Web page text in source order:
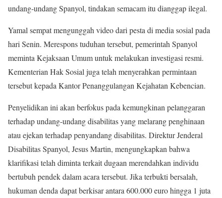
undang-undang Spanyol, tindakan semacam itu dianggap ilegal.
Yamal sempat mengunggah video dari pesta di media sosial pada
hari Senin. Merespons tuduhan tersebut, pemerintah Spanyol
meminta Kejaksaan Umum untuk melakukan investigasi resmi.
Kementerian Hak Sosial juga telah menyerahkan permintaan
tersebut kepada Kantor Penanggulangan Kejahatan Kebencian.
Penyelidikan ini akan berfokus pada kemungkinan pelanggaran
terhadap undang-undang disabilitas yang melarang penghinaan
atau ejekan terhadap penyandang disabilitas. Direktur Jenderal
Disabilitas Spanyol, Jesus Martin, mengungkapkan bahwa
klarifikasi telah diminta terkait dugaan merendahkan individu
bertubuh pendek dalam acara tersebut. Jika terbukti bersalah,
hukuman denda dapat berkisar antara 600.000 euro hingga 1 juta